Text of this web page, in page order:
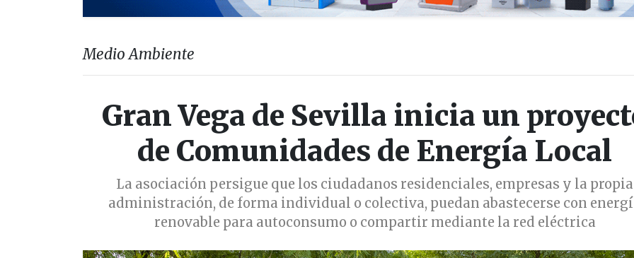
Medio Ambiente
Gran Vega de Sevilla inicia un
de Comunidades de Energía Local
La asociación persigue que los ciudadanos residenciales, empresas y la propia
administración, de forma individual o colectiva, puedan abastecerse con
renovable para autoconsumo o compartir mediante la red eléctrica